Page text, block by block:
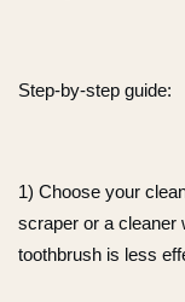
Step-by-step guide:
1) Choose your
scraper or a cleaner
toothbrush is less